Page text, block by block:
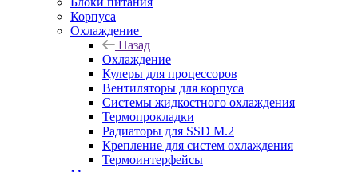
Корпуса
Охлаждение
Назад
Охлаждение
Кулеры для процессоров
Вентиляторы для корпуса
Системы жидкостного охлаждения
Термопрокладки
Радиаторы для SSD M.2
Крепление для систем охлаждения
Термоинтерфейсы